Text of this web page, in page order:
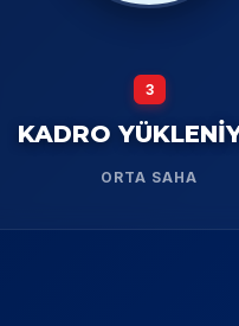
3
KADRO
ORTA SAHA